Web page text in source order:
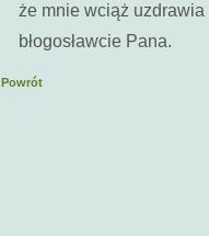
że mnie wciąż uzdrawia
błogosławcie Pana.
Powrót